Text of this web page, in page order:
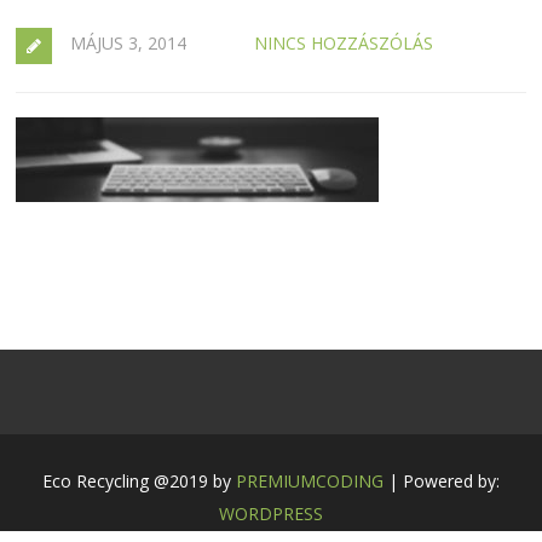
MÁJUS 3, 2014 NINCS HOZZÁSZÓLÁS
Eco Recycling @2019 by PREMIUMCODING | Powered by:
WORDPRESS